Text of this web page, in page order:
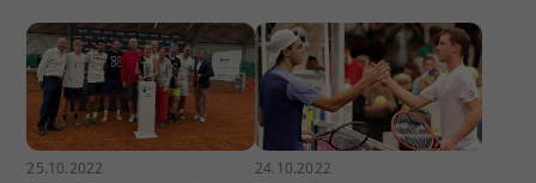
25.10.2022 24.10.2022